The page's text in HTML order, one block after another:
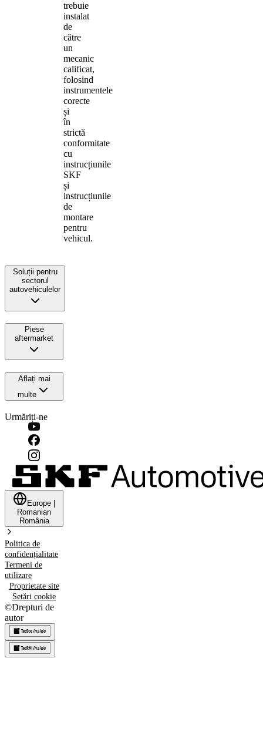
trebuie
instalat
de
către
un
mecanic
calificat,
folosind
instrumentele
corecte
și
în
strictă
conformitate
cu
instrucțiunile
SKF
și
instrucțiunile
de
montare
pentru
vehicul.
Soluții pentru
sectorul
autovehiculelor
Piese
aftermarket
Aflați mai
multe
Urmăriți-ne
Europe
Romanian
România
Politica de
confidențialitate
Termeni de
utilizare
Proprietate site
Setări cookie
©Drepturi de
autor